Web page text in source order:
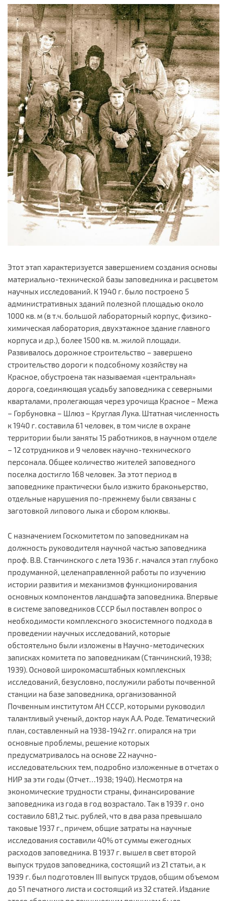
Этот этап характеризуется завершением создания основы
материально-технической базы заповедника и расцветом
научных исследований. К 1940 г. было построено 5
административных зданий полезной площадью около
1000 кв. м (в т.ч. большой лабораторный корпус, физико-
химическая лаборатория, двухэтажное здание главного
корпуса и др.), более 1500 кв. м. жилой площади.
Развивалось дорожное строительство – завершено
строительство дороги к подсобному хозяйству на
Красное, обустроена так называемая «центральная»
дорога, соединяющая усадьбу заповедника с северными
кварталами, пролегающая через урочища Красное – Межа
– Горбуновка – Шлюз – Круглая Лука. Штатная численность
к 1940 г. составила 61 человек, в том числе в охране
территории были заняты 15 работников, в научном отделе
– 12 сотрудников и 9 человек научно-технического
персонала. Общее количество жителей заповедного
поселка достигло 168 человек. За этот период в
заповеднике практически было изжито браконьерство,
отдельные нарушения по-прежнему были связаны с
заготовкой липового лыка и сбором клюквы.
С назначением Госкомитетом по заповедникам на
должность руководителя научной частью заповедника
проф. В.В. Станчинского с лета 1936 г. начался этап глубоко
продуманной, целенаправленной работы по изучению
истории развития и механизмов функционирования
основных компонентов ландшафта заповедника. Впервые
в системе заповедников СССР был поставлен вопрос о
необходимости комплексного экосистемного подхода в
проведении научных исследований, которые
обстоятельно были изложены в Научно-методических
записках комитета по заповедникам (Станчинский, 1938;
1939). Основой широкомасштабных комплексных
исследований, безусловно, послужили работы почвенной
станции на базе заповедника, организованной
Почвенным институтом АН СССР, которыми руководил
талантливый ученый, доктор наук А.А. Роде. Тематический
план, составленный на 1938-1942 гг. опирался на три
основные проблемы, решение которых
предусматривалось на основе 22 научно-
исследовательских тем, подробно изложенные в отчетах о
НИР за эти годы (Отчет…1938; 1940). Несмотря на
экономические трудности страны, финансирование
заповедника из года в год возрастало. Так в 1939 г. оно
составило 681,2 тыс. рублей, что в два раза превышало
таковые 1937 г., причем, общие затраты на научные
исследования составили 40% от суммы ежегодных
расходов заповедника. В 1937 г. вышел в свет второй
выпуск трудов заповедника, состоящий из 21 статьи, а к
1939 г. был подготовлен III выпуск трудов, общим объемом
до 51 печатного листа и состоящий из 32 статей. Издание